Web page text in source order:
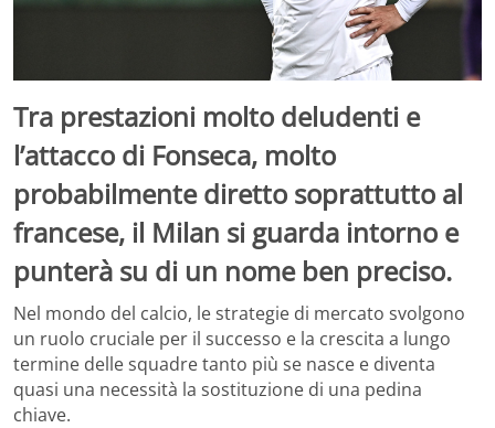
Tra prestazioni molto deludenti e
l’attacco di Fonseca, molto
probabilmente diretto soprattutto al
francese, il Milan si guarda intorno e
punterà su di un nome ben preciso.
Nel mondo del calcio, le strategie di mercato svolgono
un ruolo cruciale per il successo e la crescita a lungo
termine delle squadre tanto più se nasce e diventa
quasi una necessità la sostituzione di una pedina
chiave.